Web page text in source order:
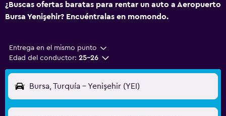
¿Buscas ofertas baratas para rentar un auto a Aeropuerto
Bursa Yenişehir? Encuéntralas en momondo.
Entrega en el mismo punto
Edad del conductor: 25-26
Bursa, Turquía - Yenişehir (YEI)